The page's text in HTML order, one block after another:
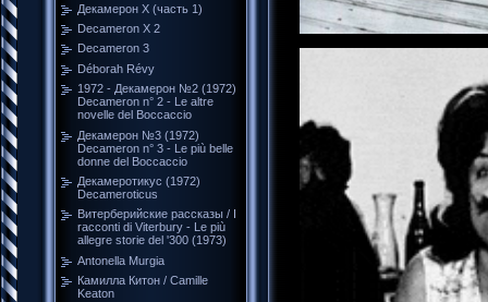
Декамерон Х (часть 1)
Decameron X 2
Decameron 3
Déborah Révy
1972 - Декамерон №2 (1972)
Decameron n° 2 - Le altre
novelle del Boccaccio
Декамерон №3 (1972)
Decameron n° 3 - Le più belle
donne del Boccaccio
Декамеротикус (1972)
Decameroticus
Витерберийские рассказы / I
racconti di Viterbury - Le più
allegre storie del '300 (1973)
Antonella Murgia
Камилла Китон / Camille
Keaton